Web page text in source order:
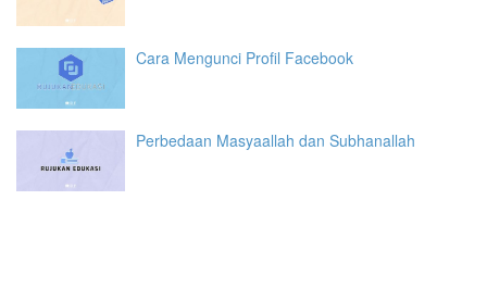
Cara Mengunci Profil Facebook
Perbedaan Masyaallah dan Subhanallah